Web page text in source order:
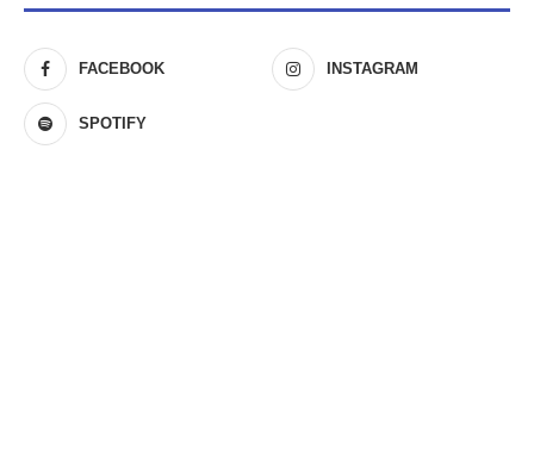
FACEBOOK INSTAGRAM
SPOTIFY